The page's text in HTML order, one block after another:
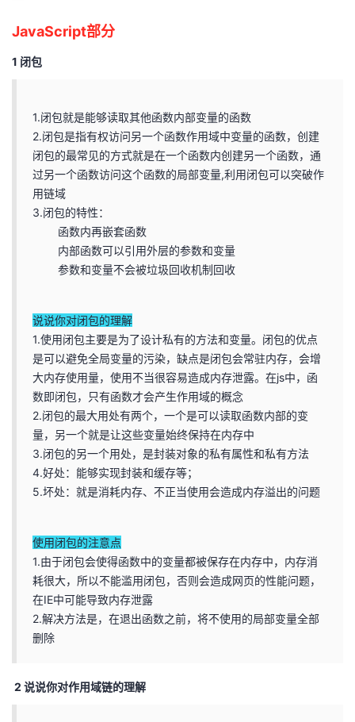
课的
证
我
实
验
的
收
藏
持
建
议
JavaScript部分
1 闭包
1.闭包就是能够读取其他函数内部变量的函数
2.闭包是指有权访问另一个函数作用域中变量的函数，创建
闭包的最常见的方式就是在一个函数内创建另一个函数，通
过另一个函数访问这个函数的局部变量,利用闭包可以突破作
用链域
3.闭包的特性：
函数内再嵌套函数
内部函数可以引用外层的参数和变量
参数和变量不会被垃圾回收机制回收
说说你对闭包的理解
1.使用闭包主要是为了设计私有的方法和变量。闭包的优点
是可以避免全局变量的污染，缺点是闭包会常驻内存，会增
大内存使用量，使用不当很容易造成内存泄露。在js中，函
数即闭包，只有函数才会产生作用域的概念
2.闭包的最大用处有两个，一个是可以读取函数内部的变
量，另一个就是让这些变量始终保持在内存中
3.闭包的另一个用处，是封装对象的私有属性和私有方法
4.好处：能够实现封装和缓存等；
5.坏处：就是消耗内存、不正当使用会造成内存溢出的问题
使用闭包的注意点
1.由于闭包会使得函数中的变量都被保存在内存中，内存消
耗很大，所以不能滥用闭包，否则会造成网页的性能问题，
在IE中可能导致内存泄露
2.解决方法是，在退出函数之前，将不使用的局部变量全部
删除
2 说说你对作用域链的理解